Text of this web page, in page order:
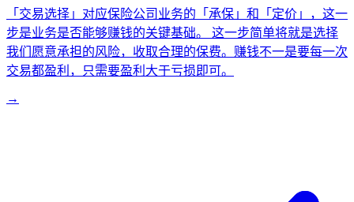
「交易选择」对应保险公司业务的「承保」和「定价」，这一
步是业务是否能够赚钱的关键基础。 这一步简单将就是选择
我们愿意承担的风险，收取合理的保费。赚钱不一是要每一次
交易都盈利，只需要盈利大于亏损即可。
→